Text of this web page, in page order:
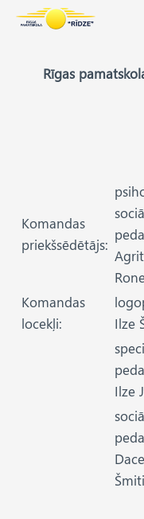
Rīgas
Komandas
priekšsēdētājs:
Komandas
locekļi:
Ilze
Ilze
Dace